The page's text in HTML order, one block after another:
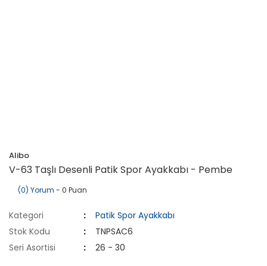
Alibo
V-63 Taşlı Desenli Patik Spor Ayakkabı - Pembe
(0) Yorum - 0 Puan
Kategori
Patik Spor Ayakkabı
Stok Kodu
TNPSAC6
Seri Asortisi
26 - 30